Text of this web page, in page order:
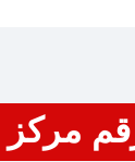
مركز